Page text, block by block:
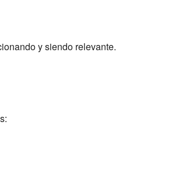
y siendo relevante.